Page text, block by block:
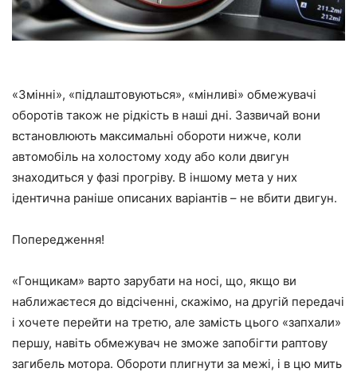
«Змінні», «підлаштовуються», «мінливі» обмежувачі
оборотів також не рідкість в наші дні. Зазвичай вони
встановлюють максимальні обороти нижче, коли
автомобіль на холостому ходу або коли двигун
знаходиться у фазі прогріву. В іншому мета у них
ідентична раніше описаних варіантів – не вбити двигун.
Попередження!
«Гонщикам» варто зарубати на носі, що, якщо ви
наближаєтеся до відсіченні, скажімо, на другій передачі
і хочете перейти на третю, але замість цього «запхали»
першу, навіть обмежувач не зможе запобігти раптову
загибель мотора. Обороти плигнути за межі, і в цю мить